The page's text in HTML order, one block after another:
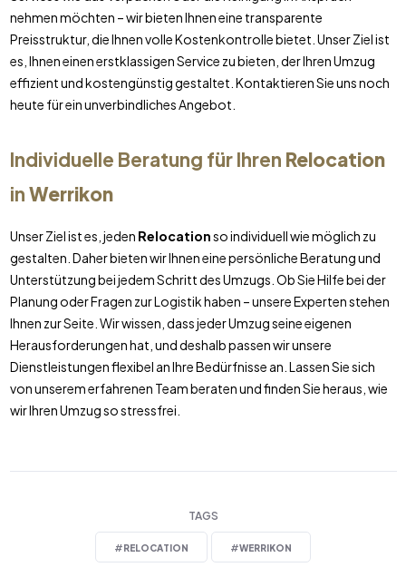
nehmen möchten – wir bieten Ihnen eine transparente
Preisstruktur, die Ihnen volle Kostenkontrolle bietet. Unser Ziel ist
es, Ihnen einen erstklassigen Service zu bieten, der Ihren Umzug
effizient und kostengünstig gestaltet. Kontaktieren Sie uns noch
heute für ein unverbindliches Angebot.
Individuelle Beratung für Ihren Relocation
inWerrikon
Unser Ziel ist es, jeden Relocationso individuell wie möglich zu
gestalten. Daher bieten wir Ihnen eine persönliche Beratung und
Unterstützung bei jedem Schritt des Umzugs. Ob Sie Hilfe bei der
Planung oder Fragen zur Logistik haben – unsere Experten stehen
Ihnen zur Seite. Wir wissen, dass jeder Umzug seine eigenen
Herausforderungen hat, und deshalb passen wir unsere
Dienstleistungen flexibel an Ihre Bedürfnisse an. Lassen Sie sich
von unserem erfahrenen Team beraten und finden Sie heraus, wie
wir Ihren Umzug so stressfrei.
TAGS
#RELOCATION #WERRIKON